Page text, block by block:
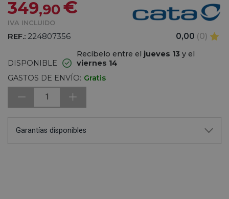
349,90€
IVA INCLUIDO
REF.: 224807356 0,00 (0)
DISPONIBLE
Recíbelo entre el jueves 13 y el
viernes 14
GASTOS DE ENVÍO: Gratis
1
Garantías disponibles